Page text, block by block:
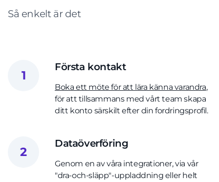
Så enkelt är det
1
Första kontakt
Boka ett möte för att lära känna varandra,
för att tillsammans med vårt team skapa
ditt konto särskilt efter din fordringsprofil.
2
Dataöverföring
Genom en av våra integrationer, via vår
"dra-och-släpp"-uppladdning eller helt